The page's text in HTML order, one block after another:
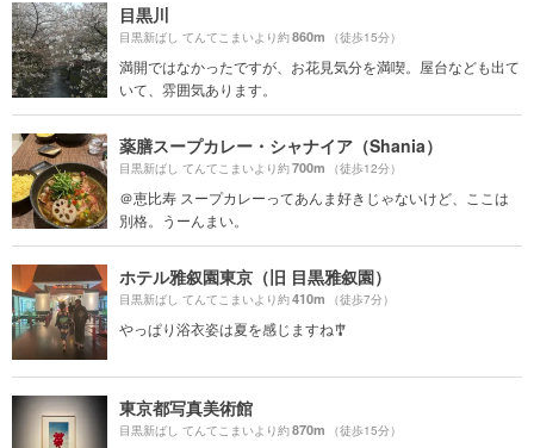
目黒川
目黒新ばし てんてこまいより約860m （徒歩15分）
満開ではなかったですが、お花見気分を満喫。屋台なども出て
いて、雰囲気あります。
薬膳スープカレー・シャナイア（Shania）
目黒新ばし てんてこまいより約700m （徒歩12分）
＠恵比寿 スープカレーってあんま好きじゃないけど、ここは
別格。うーんまい。
ホテル雅叙園東京（旧 目黒雅叙園）
目黒新ばし てんてこまいより約410m （徒歩7分）
やっぱり浴衣姿は夏を感じますね🎐
東京都写真美術館
目黒新ばし てんてこまいより約870m （徒歩15分）